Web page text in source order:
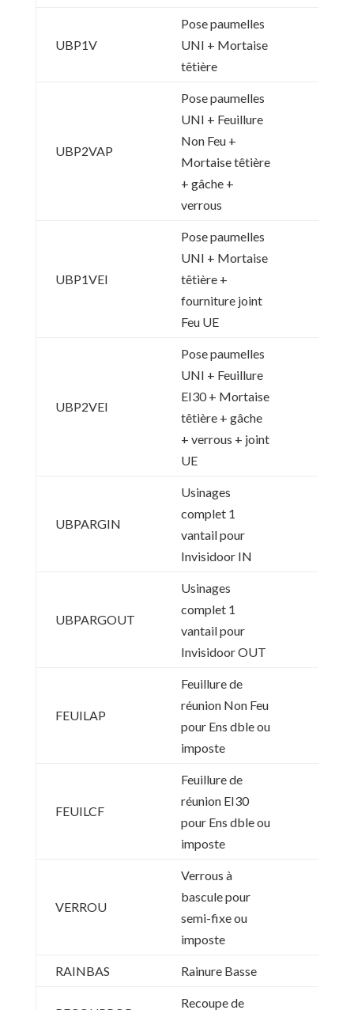
UBP1V
Pose paumelles
UNI + Mortaise
têtière
UBP2VAP
Pose paumelles
UNI + Feuillure
Non Feu +
Mortaise têtière
+ gâche +
verrous
UBP1VEI
Pose paumelles
UNI + Mortaise
têtière +
fourniture joint
Feu UE
UBP2VEI
Pose paumelles
UNI + Feuillure
EI30 + Mortaise
têtière + gâche
+ verrous + joint
UE
UBPARGIN
Usinages
complet 1
vantail pour
Invisidoor IN
UBPARGOUT
Usinages
complet 1
vantail pour
Invisidoor OUT
FEUILAP
Feuillure de
réunion Non Feu
pour Ens dble ou
imposte
FEUILCF
Feuillure de
réunion EI30
pour Ens dble ou
imposte
VERROU
Verrous à
bascule pour
semi-fixe ou
imposte
RAINBAS Rainure Basse
Recoupe de